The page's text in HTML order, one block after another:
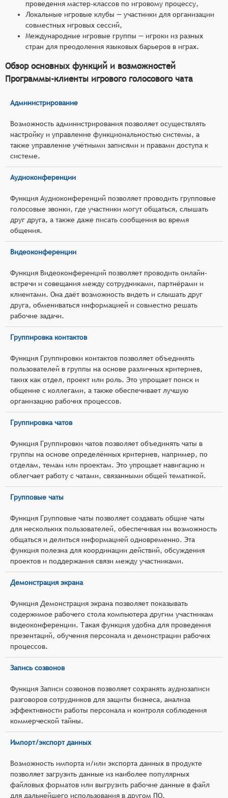
проведения мастер-классов по игровому процессу,
Локальные игровые клубы — участники для организации
совместных игровых сессий,
Международные игровые группы — игроки из разных
стран для преодоления языковых барьеров в играх.
Обзор основных функций и возможностей
Программы-клиенты игрового голосового чата
Администрирование
Возможность администрирования позволяет осуществлять
настройку и управление функциональностью системы, а
также управление учётными записями и правами доступа к
системе.
Аудиоконференции
Функция Аудиоконференций позволяет проводить групповые
голосовые звонки, где участники могут общаться, слышать
друг друга, а также даже писать сообщения во время
общения.
Видеоконференции
Функция Видеоконференций позволяет проводить онлайн-
встречи и совещания между сотрудниками, партнёрами и
клиентами. Она даёт возможность видеть и слышать друг
друга, обмениваться информацией и совместно решать
рабочие задачи.
Группировка контактов
Функция Группировки контактов позволяет объединять
пользователей в группы на основе различных критериев,
таких как отдел, проект или роль. Это упрощает поиск и
общение с коллегами, а также обеспечивает лучшую
организацию рабочих процессов.
Группировка чатов
Функция Группировки чатов позволяет объединять чаты в
группы на основе определённых критериев, например, по
отделам, темам или проектам. Это упрощает навигацию и
облегчает работу с чатами, связанными общей тематикой.
Групповые чаты
Функция Групповые чаты позволяет создавать общие чаты
для нескольких пользователей, обеспечивая им возможность
общаться и делиться информацией одновременно. Эта
функция полезна для координации действий, обсуждения
проектов и поддержания связи между участниками.
Демонстрация экрана
Функция Демонстрация экрана позволяет показывать
содержимое рабочего стола компьютера другим участникам
видеоконференции. Такая функция удобна для проведения
презентаций, обучения персонала и демонстрации рабочих
процессов.
Запись созвонов
Функция Записи созвонов позволяет сохранять аудиозаписи
разговоров сотрудников для защиты бизнеса, анализа
эффективности работы персонала и контроля соблюдения
коммерческой тайны.
Импорт/экспорт данных
Возможность импорта и/или экспорта данных в продукте
позволяет загрузить данные из наиболее популярных
файловых форматов или выгрузить рабочие данные в файл
для дальнейшего использования в другом ПО.